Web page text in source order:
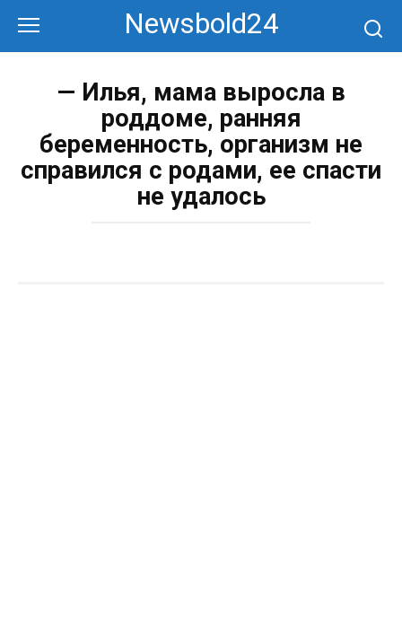
контенту
Newsbold24
— Илья, мама выросла в
роддоме, ранняя
беременность, организм не
справился с родами, ее спасти
не удалось